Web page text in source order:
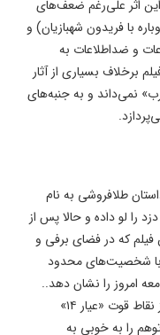
این اثر علی‌رغم ضعف‌های
با فریدون شهبازیان) و
و ضداطلاعات به
برخلاف بسیاری از آثار
نمی‌داند و به جنبه‌های
داستان طلافروشی به نام
را لو داده و حالا پس از
فیلم که در فضای برفی و
شخصیت‌های محدود
امروز را نشان دهد..
بازی محمدرضا فروتن در نقش فرید، یکی از نقاط قوت «عیار ۱۴»
را به خوبی به